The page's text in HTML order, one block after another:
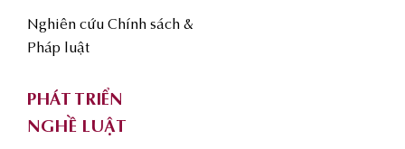
Nghiên cứu Chính sách &
Pháp luật
PHÁT TRIỂN
NGHỀ LUẬT